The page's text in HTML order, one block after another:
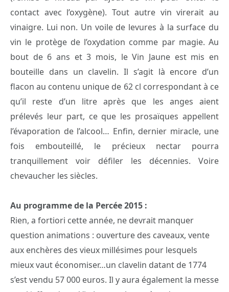
contact avec l’oxygène). Tout autre vin virerait au
vinaigre. Lui non. Un voile de levures à la surface du
vin le protège de l’oxydation comme par magie. Au
bout de 6 ans et 3 mois, le Vin Jaune est mis en
bouteille dans un clavelin. Il s’agit là encore d’un
flacon au contenu unique de 62 cl correspondant à ce
qu’il reste d’un litre après que les anges aient
prélevés leur part, ce que les prosaïques appellent
l’évaporation de l’alcool… Enfin, dernier miracle, une
fois embouteillé, le précieux nectar pourra
tranquillement voir défiler les décennies. Voire
chevaucher les siècles.
Au programme de la Percée 2015 :
Rien, a fortiori cette année, ne devrait manquer
question animations : ouverture des caveaux, vente
aux enchères des vieux millésimes pour lesquels
mieux vaut économiser…un clavelin datant de 1774
s’est vendu 57 000 euros. Il y aura également la messe